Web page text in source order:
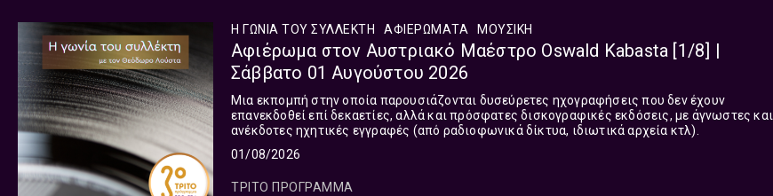
Η ΓΩΝΙΑ ΤΟΥ ΣΥΛΛΕΚΤΗ ΑΦΙΕΡΏΜΑΤΑ ΜΟΥΣΙΚΉ
Αφιέρωμα στον Αυστριακό Μαέστρο Oswald Kabasta [1/8] |
Σάββατο 01 Αυγούστου 2026
Μια εκπομπή στην οποία παρουσιάζονται δυσεύρετες ηχογραφήσεις που δεν έχουν
επανεκδοθεί επί δεκαετίες, αλλά και πρόσφατες δισκογραφικές εκδόσεις, με άγνωστες και
ανέκδοτες ηχητικές εγγραφές (από ραδιοφωνικά δίκτυα, ιδιωτικά αρχεία κτλ).
01/08/2026
ΤΡΙΤΟ ΠΡΟΓΡΑΜΜΑ